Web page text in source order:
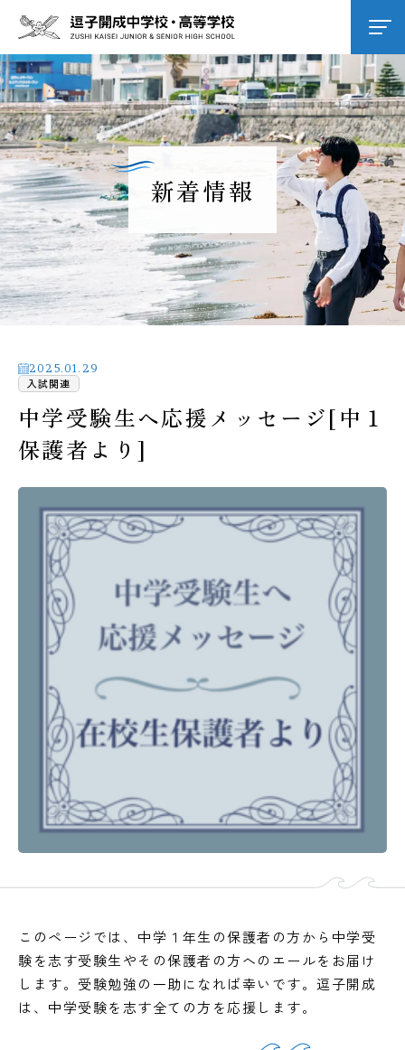
学校紹介
逗子開成の教育
学校生活
進路進学
受験生の皆様へ
在校生・保護者の皆様へ
卒業生の皆様へ
交通案内 お問い合わせ 教員採用情報資料請求新着情報
よくある質問みらい募金について
当サイトについて個人情報保護方針サイトマップ ENGLISH
新着情報
2025.01.29
入試関連
中学受験生へ応援メッセージ[中１
保護者より]
このページでは、中学１年生の保護者の方から中学受
験を志す受験生やその保護者の方へのエールをお届け
します。受験勉強の一助になれば幸いです。逗子開成
は、中学受験を志す全ての方を応援します。